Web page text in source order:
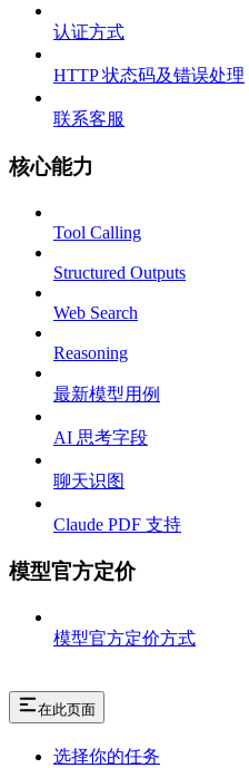
认证方式
HTTP 状态码及错误处理
联系客服
核心能力
Tool Calling
Structured Outputs
Web Search
Reasoning
最新模型用例
AI 思考字段
聊天识图
Claude PDF 支持
模型官方定价
模型官方定价方式
在此页面
选择你的任务